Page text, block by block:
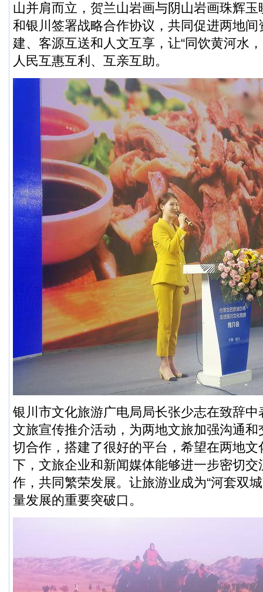
山并肩而立，贺兰山岩画与阴山岩画珠辉
和银川签署战略合作协议，共同促进两地
建、客源互送和人文互享，让“同饮黄河水
人民互惠互利、互亲互助。
银川市文化旅游广电局局长张少志在致辞
文旅宣传推介活动，为两地文旅加强沟通
切合作，搭建了很好的平台，希望在两地
下，文旅企业和新闻媒体能够进一步密切
作，共同繁荣发展。让旅游业成为“河套双
量发展的重要突破口。